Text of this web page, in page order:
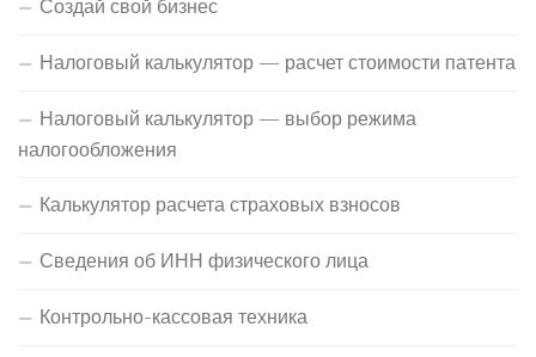
Создай свой бизнес
Налоговый калькулятор — расчет стоимости патента
Налоговый калькулятор — выбор режима
налогообложения
Калькулятор расчета страховых взносов
Сведения об ИНН физического лица
Контрольно-кассовая техника